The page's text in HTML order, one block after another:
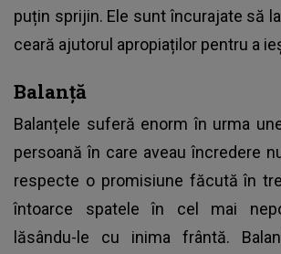
puțin sprijin. Ele sunt încurajate să
ceară ajutorul apropiaților pentru a
Balanță
Balanțele suferă enorm în urma
persoană în care aveau încredere
respecte o promisiune făcută în
întoarce spatele în cel mai
lăsându-le cu inima frântă.